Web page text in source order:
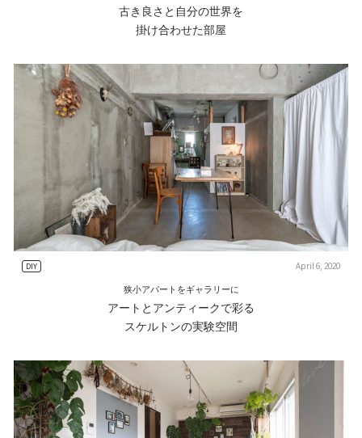
古き良さと自分の世界を
掛け合わせた部屋
DIY April 6, 2020
狭小アパートをギャラリーに
アートとアンティークで彩る
スケルトンの実験空間